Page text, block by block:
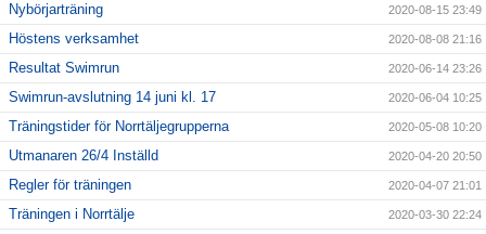
Nybörjarträning 2020-08-15 23:49
Höstens verksamhet 2020-08-08 21:16
Resultat Swimrun 2020-06-14 23:26
Swimrun-avslutning 14 juni kl. 17 2020-06-04 10:25
Träningstider för Norrtäljegrupperna 2020-05-08 10:20
Utmanaren 26/4 Inställd 2020-04-20 20:50
Regler för träningen 2020-04-07 21:01
Träningen i Norrtälje 2020-03-30 22:24